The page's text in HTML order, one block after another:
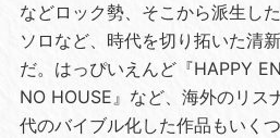
などロック勢、そこから派生し
ソロなど、時代を切り拓いた清
だ。はっぴいえんど『HAPPY
NO HOUSE』など、海外のリス
代のバイブル化した作品もいく